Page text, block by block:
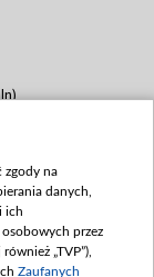
350
zgody na
danych,
ich
przez
„TVP”),
Zaufanych